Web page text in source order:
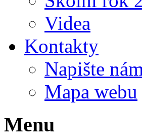
Videa
Kontakty
Napište
Mapa webu
Menu